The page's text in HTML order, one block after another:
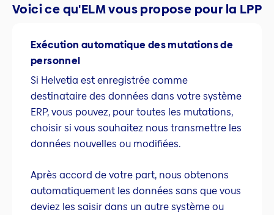
Voici ce qu'ELM vous propose pour la LPP
Exécution automatique des mutations de
personnel
Si Helvetia est enregistrée comme
destinataire des données dans votre système
ERP, vous pouvez, pour toutes les mutations,
choisir si vous souhaitez nous transmettre les
données nouvelles ou modifiées.
Après accord de votre part, nous obtenons
automatiquement les données sans que vous
deviez les saisir dans un autre système ou